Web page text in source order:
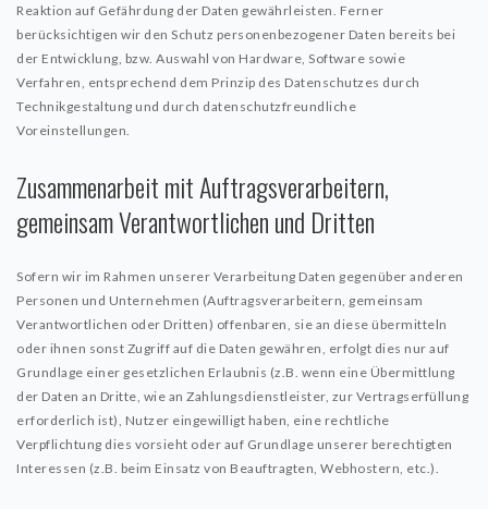
Reaktion auf Gefährdung der Daten gewährleisten. Ferner
berücksichtigen wir den Schutz personenbezogener Daten bereits bei
der Entwicklung, bzw. Auswahl von Hardware, Software sowie
Verfahren, entsprechend dem Prinzip des Datenschutzes durch
Technikgestaltung und durch datenschutzfreundliche
Voreinstellungen.
Zusammenarbeit mit Auftragsverarbeitern,
gemeinsam Verantwortlichen und Dritten
Sofern wir im Rahmen unserer Verarbeitung Daten gegenüber anderen
Personen und Unternehmen (Auftragsverarbeitern, gemeinsam
Verantwortlichen oder Dritten) offenbaren, sie an diese übermitteln
oder ihnen sonst Zugriff auf die Daten gewähren, erfolgt dies nur auf
Grundlage einer gesetzlichen Erlaubnis (z.B. wenn eine Übermittlung
der Daten an Dritte, wie an Zahlungsdienstleister, zur Vertragserfüllung
erforderlich ist), Nutzer eingewilligt haben, eine rechtliche
Verpflichtung dies vorsieht oder auf Grundlage unserer berechtigten
Interessen (z.B. beim Einsatz von Beauftragten, Webhostern, etc.).